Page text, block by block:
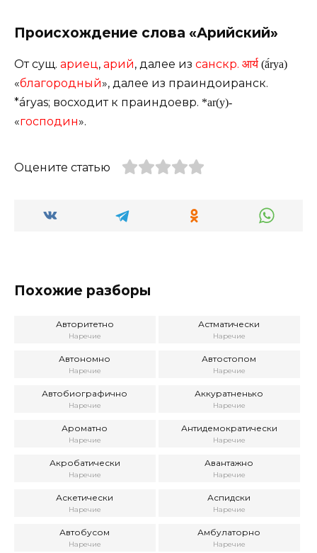
Происхождение слова «Арийский»
От сущ. ариец , арий, далее из санскр. आर्य (ā́rya)
«благородный», далее из праиндоиранск.
*áryas; восходит к праиндоевр. *ar(y)-
«господин».
Оцените статью
Похожие разборы
Авторитетно
Наречие
Астматически
Наречие
Автономно
Наречие
Автостопом
Наречие
Автобиографично
Наречие
Аккуратненько
Наречие
Ароматно
Наречие
Антидемократически
Наречие
Акробатически
Наречие
Авантажно
Наречие
Аскетически
Наречие
Аспидски
Наречие
Автобусом
Наречие
Амбулаторно
Наречие